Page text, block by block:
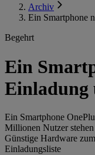
Archiv
Ein Smartphone
Begehrt
Ein
Einladung
Ein Smartphone
Millionen Nutzer
Günstige Hardware
Einladungsliste